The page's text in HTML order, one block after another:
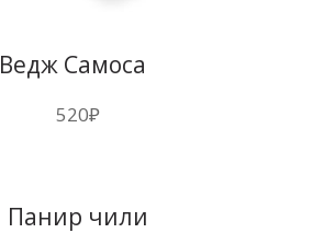
Ведж Самоса
520₽
Панир чили